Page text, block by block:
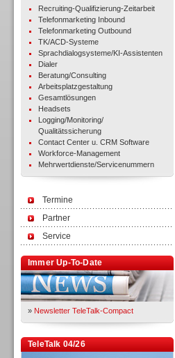
Recruiting-Qualifizierung-Zeitarbeit
Telefonmarketing Inbound
Telefonmarketing Outbound
TK/ACD-Systeme
Sprachdialogsysteme/KI-Assistenten
Dialer
Beratung/Consulting
Arbeitsplatzgestaltung
Gesamtlösungen
Headsets
Logging/Monitoring/
Qualitätssicherung
Contact Center u. CRM Software
Workforce-Management
Mehrwertdienste/Servicenummern
Termine
Partner
Service
Immer Up-To-Date
» Newsletter TeleTalk-Compact
TeleTalk 04/26